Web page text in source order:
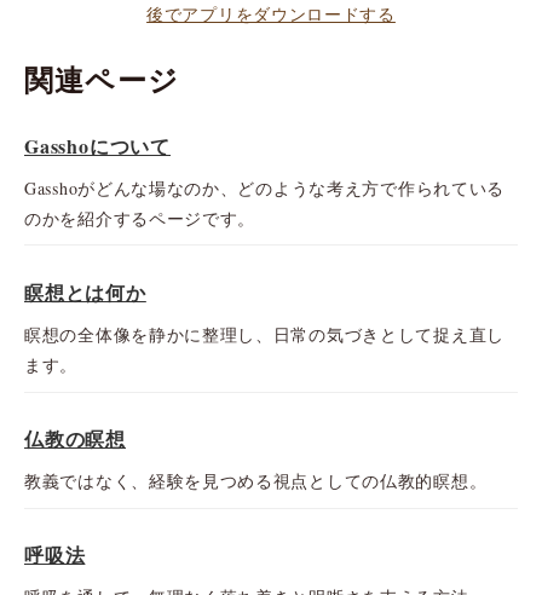
後でアプリをダウンロードする
関連ページ
Gasshoについて
Gasshoがどんな場なのか、どのような考え方で作られている
のかを紹介するページです。
瞑想とは何か
瞑想の全体像を静かに整理し、日常の気づきとして捉え直し
ます。
仏教の瞑想
教義ではなく、経験を見つめる視点としての仏教的瞑想。
呼吸法